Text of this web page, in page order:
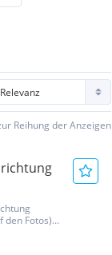
Reihung der Anzeigen
den Fotos)